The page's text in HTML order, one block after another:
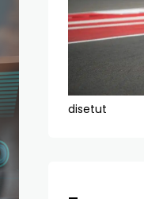
disetut